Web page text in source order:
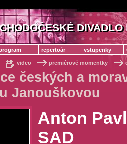
DIVADLO
repertoár vstupenky
video premiérové momentky
českých a
Janouškovou
Anton
SAD